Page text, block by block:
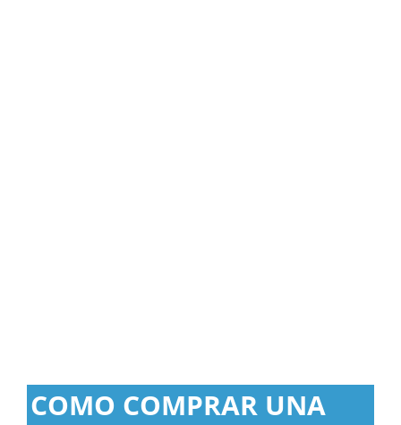
COMO COMPRAR UNA